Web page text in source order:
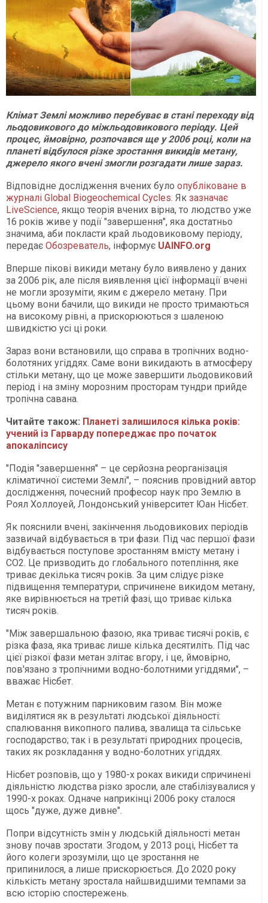
Клімат Землі можливо перебуває в стані переходу від
льодовикового до міжльодовикового періоду. Цей
процес, ймовірно, розпочався ще у 2006 році, коли на
планеті відбулося різке зростання викидів метану,
джерело якого вчені змогли розгадати лише зараз.
Відповідне дослідження вчених було опубліковане в
журналі Global Biogeochemical Cycles. Як зазначає
LiveScience, якщо теорія вчених вірна, то людство уже
16 років живе у події "завершення", яка достатньо
значима, аби покласти край льодовиковому періоду,
передає Обозреватель, інформує UAINFO.org
Вперше пікові викиди метану було виявлено у даних
за 2006 рік, але після виявлення цієї інформації вчені
не могли зрозуміти, яким є джерело метану. При
цьому вони бачили, що викиди не просто тримаються
на високому рівні, а прискорюються з шаленою
швидкістю усі ці роки.
Зараз вони встановили, що справа в тропічних водно-
болотяних угіддях. Саме вони викидають в атмосферу
стільки метану, що це може завершити льодовиковий
період і на зміну морозним просторам тундри прийде
тропічна савана.
Читайте також: Планеті залишилося кілька років:
учений із Гарварду попереджає про початок
апокаліпсису
"Подія "завершення" – це серйозна реорганізація
кліматичної системи Землі", – пояснив провідний автор
дослідження, почесний професор наук про Землю в
Роял Холлоуей, Лондонський університет Юан Нісбет.
Як пояснили вчені, закінчення льодовикових періодів
зазвичай відбувається в три фази. Під час першої фази
відбувається поступове зростанням вмісту метану і
CO2. Це призводить до глобального потепління, яке
триває декілька тисяч років. За цим слідує різке
підвищення температури, спричинене викидом метану,
яке вирівнюється на третій фазі, що триває кілька
тисяч років.
"Між завершальною фазою, яка триває тисячі років, є
різка фаза, яка триває лише кілька десятиліть. Під час
цієї різкої фази метан злітає вгору, і це, ймовірно,
пов'язано з тропічними водно-болотними угіддями", –
вважає Нісбет.
Метан є потужним парниковим газом. Він може
виділятися як в результаті людської діяльності:
спалювання викопного палива, звалища та сільське
господарство; так і в результаті природних процесів,
таких як розкладання у водно-болотних угіддях.
Нісбет розповів, що у 1980-х роках викиди спричинені
діяльністю людства різко зросли, але стабілізувалися у
1990-х роках. Одначе наприкінці 2006 року сталося
щось "дуже, дуже дивне".
Попри відсутність змін у людській діяльності метан
знову почав зростати. Згодом, у 2013 році, Нісбет та
його колеги зрозуміли, що це зростання не
припинилося, а лише прискорюється. До 2020 року
кількість метану зростала найшвидшими темпами за
всю історію спостережень.